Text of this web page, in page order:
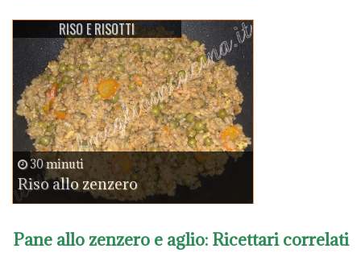
RISO E RISOTTI
30 minuti
Riso allo zenzero
Pane allo zenzero e aglio: Ricettari correlati